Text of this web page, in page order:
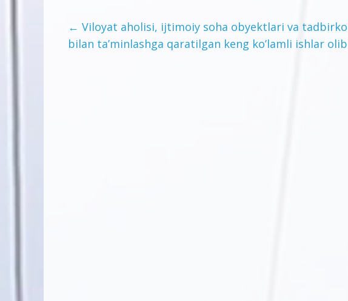
← Viloyat aholisi, ijtimoiy soha obyektlari va
bilan ta’minlashga qaratilgan keng ko’lamli ishlar